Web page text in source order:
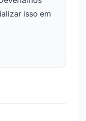
isso em